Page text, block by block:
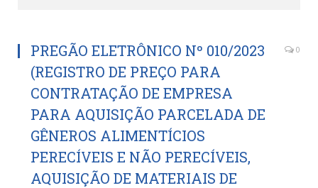
PREGÃO ELETRÔNICO Nº 010/2023
(REGISTRO DE PREÇO PARA
CONTRATAÇÃO DE EMPRESA
PARA AQUISIÇÃO PARCELADA DE
GÊNEROS ALIMENTÍCIOS
PERECÍVEIS E NÃO PERECÍVEIS,
AQUISIÇÃO DE MATERIAIS DE
0